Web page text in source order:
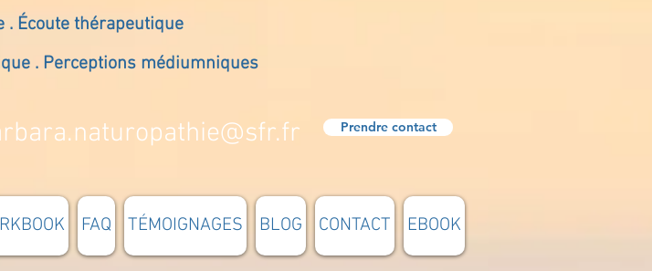
. Écoute thérapeutique
. Perceptions médiumniques
Prendre contact
FAQ TÉMOIGNAGES BLOG CONTACT EBOOK